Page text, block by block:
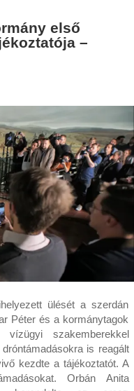
első
–
ülését a szerdán
Péter és a kormánytagok
szakemberekkel
is reagált
kezdte a tájékoztatót. A
Orbán Anita